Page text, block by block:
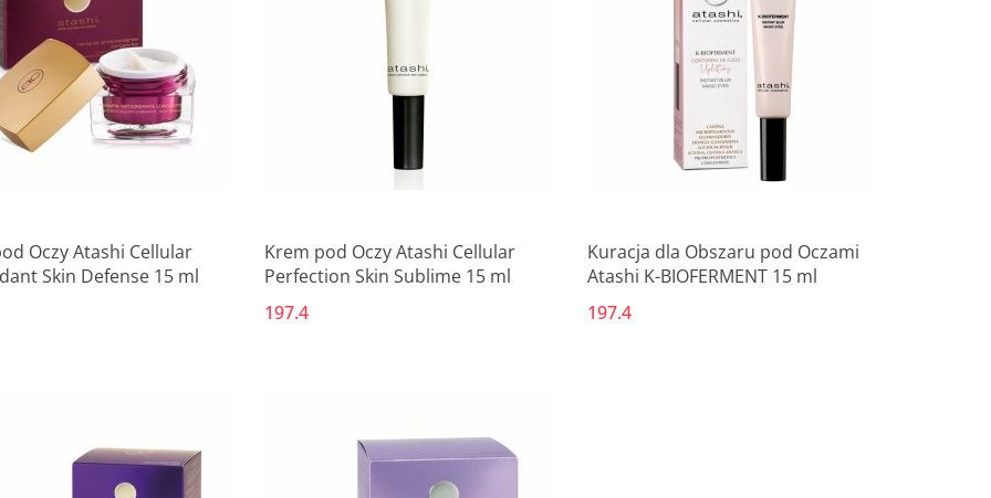
Oczy Atashi Cellular
Skin Defense 15 ml
Krem pod Oczy Atashi Cellular
Perfection Skin Sublime 15 ml
197.4
Kuracja dla Obszaru pod Oczami
Atashi K-BIOFERMENT 15 ml
197.4